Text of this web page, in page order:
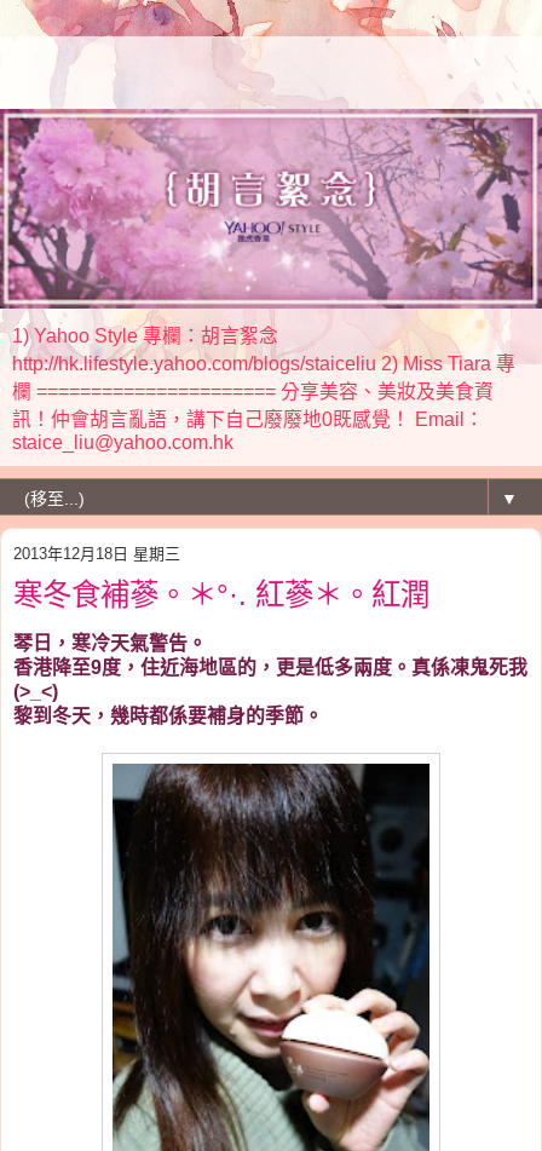
1) Yahoo Style 專欄：胡言絮念
http://hk.lifestyle.yahoo.com/blogs/staiceliu 2) Miss Tiara 專
欄 ====================== 分享美容、美妝及美食資
訊！仲會胡言亂語，講下自己廢廢地0既感覺！ Email：
staice_liu@yahoo.com.hk
▼
2013年12月18日 星期三
寒冬食補蔘。＊°·. 紅蔘＊。紅潤
琴日，寒冷天氣警告。
香港降至9度，住近海地區的，更是低多兩度。真係凍鬼死我
(>_<)
黎到冬天，幾時都係要補身的季節。